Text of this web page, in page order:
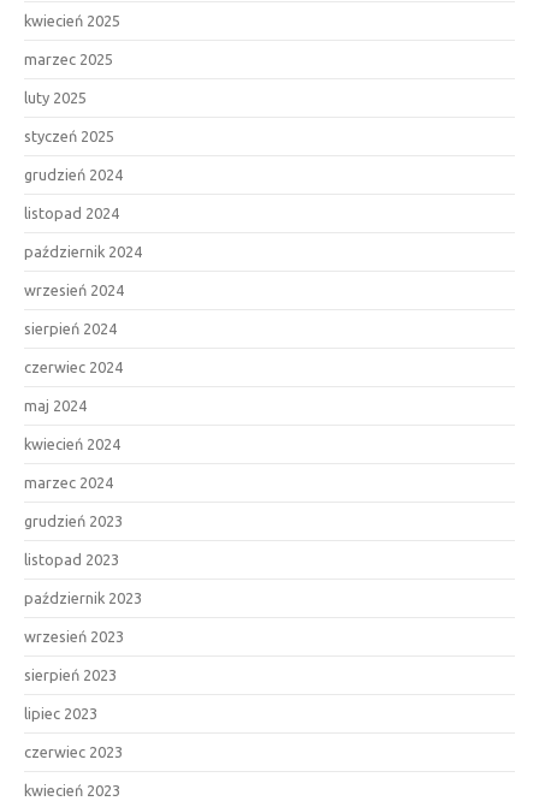
kwiecień 2025
marzec 2025
luty 2025
styczeń 2025
grudzień 2024
listopad 2024
październik 2024
wrzesień 2024
sierpień 2024
czerwiec 2024
maj 2024
kwiecień 2024
marzec 2024
grudzień 2023
listopad 2023
październik 2023
wrzesień 2023
sierpień 2023
lipiec 2023
czerwiec 2023
kwiecień 2023